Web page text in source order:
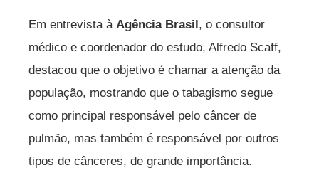
Em entrevista à Agência Brasil, o consultor
médico e coordenador do estudo, Alfredo Scaff,
destacou que o objetivo é chamar a atenção da
população, mostrando que o tabagismo segue
como principal responsável pelo câncer de
pulmão, mas também é responsável por outros
tipos de cânceres, de grande importância.